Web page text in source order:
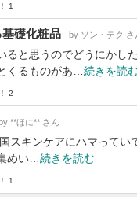
1
礎化粧品 by ソン・テク さ
ると思うのでどうにかし
くるものがあ… 続きを読
2
**ほに** さん
スキンケアにハマってい
めい… 続きを読む
1